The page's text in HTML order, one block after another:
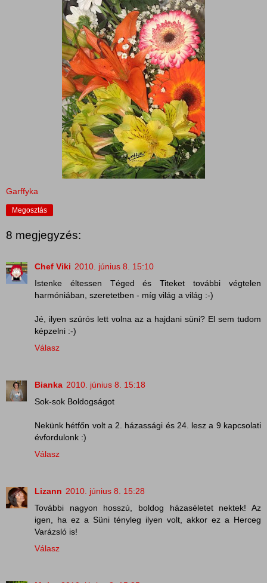
Garffyka
Megosztás
8 megjegyzés:
Chef Viki 2010. június 8. 15:10
Istenke éltessen Téged és Titeket további végtelen
harmóniában, szeretetben - míg világ a világ :-)
Jé, ilyen szúrós lett volna az a hajdani süni? El sem tudom
képzelni :-)
Válasz
Bianka 2010. június 8. 15:18
Sok-sok Boldogságot
Nekünk hétfőn volt a 2. házassági és 24. lesz a 9 kapcsolati
évfordulonk :)
Válasz
Lizann 2010. június 8. 15:28
További nagyon hosszú, boldog házaséletet nektek! Az
igen, ha ez a Süni tényleg ilyen volt, akkor ez a Herceg
Varázsló is!
Válasz